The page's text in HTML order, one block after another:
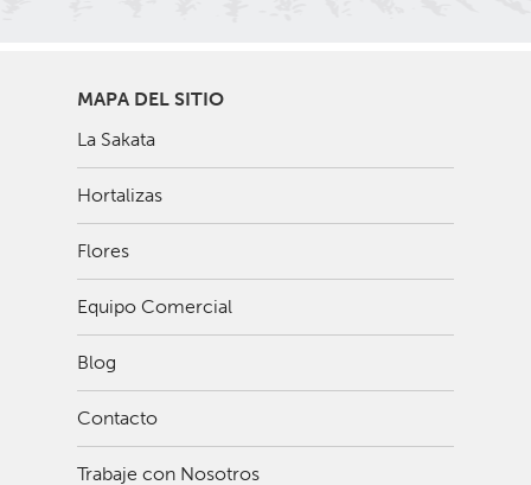
MAPA DEL SITIO
La Sakata
Hortalizas
Flores
Equipo Comercial
Blog
Contacto
Trabaje con Nosotros